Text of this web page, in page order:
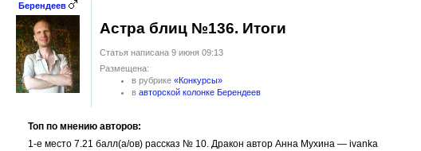
Берендеев
Астра блиц №136. Итоги
Статья написана 9 июня 09:13
Размещена:
в рубрике «Конкурсы»
в авторской колонке Берендеев
Топ по мнению авторов:
1-е место 7.21 балл(а/ов) рассказ № 10. Дракон автор Анна Мухина — ivanka